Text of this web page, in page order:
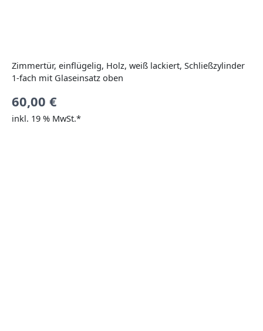
Zimmertür, einflügelig, Holz, weiß lackiert, Schließzylinder
1-fach mit Glaseinsatz oben
60,00 €
inkl. 19 % MwSt.*